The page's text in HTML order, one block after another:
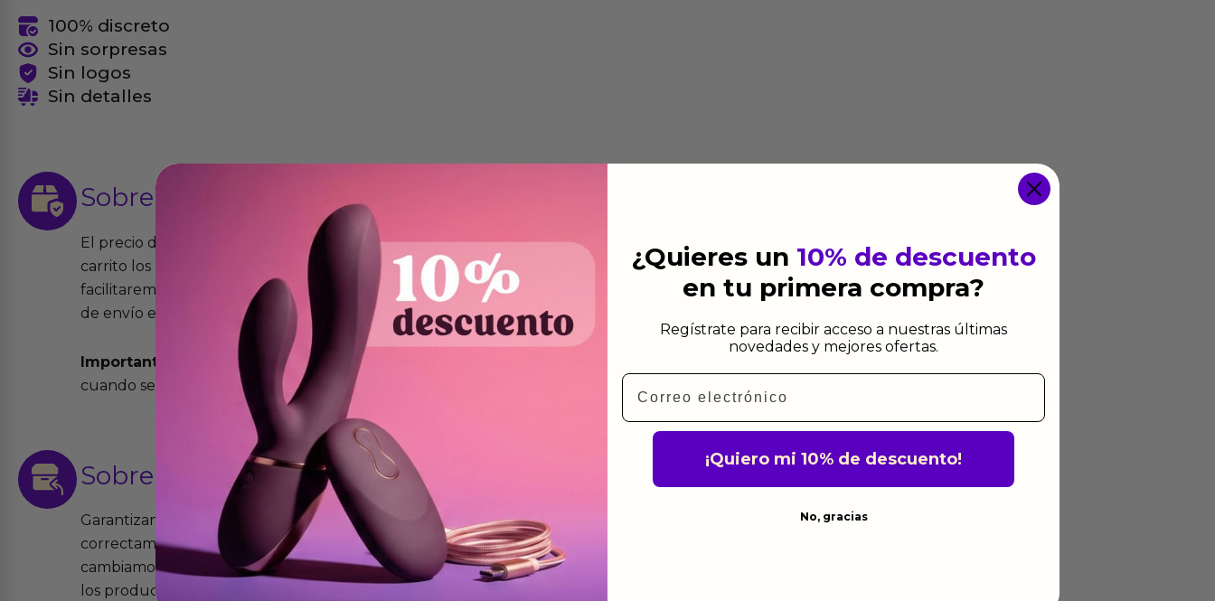
100% discreto
Sin sorpresas
Sin logos
Sin detalles
Sobre el
El precio del transporte se calcula de forma automática añadiendo al
carrito los productos que desees comprar y la dirección de envio. Te
facilitaremos el precio exacto del transporte dependiendo de la agencia
de envío elegida y el modo.
Importante:
Todos los pedidos son expedidos el mismo dia siempre y
cuando se cursen antes de las 13:00 horas y en días laborables.
Sobre las devoluciones
Garantizamos que los productos que vendemos funcionan
correctamente y que si tienen algún defecto de fabricación te lo
cambiamos sin costo alguno. La ley de 2 años de garantía significa que
los productos tienen garantía contra defectos de fabricación durante
¿Quieres un 10% de descuento
en tu primera compra?
Regístrate para recibir acceso a nuestras últimas
novedades y mejores ofertas.
Email
¡Quiero mi 10% de descuento!
No, gracias